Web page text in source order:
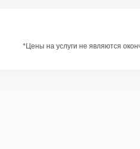
*Цены на услуги не являются